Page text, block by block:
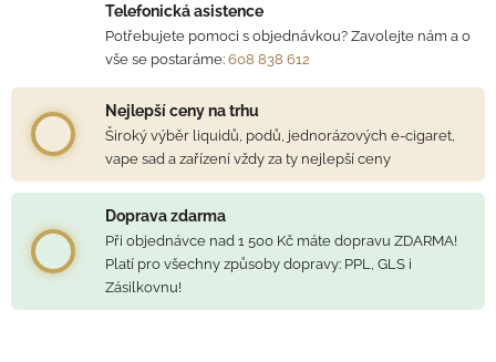
Telefonická asistence
Potřebujete pomoci s objednávkou? Zavolejte nám a o
vše se postaráme: 608 838 612
Nejlepší ceny na trhu
Široký výběr liquidů, podů, jednorázových e-cigaret,
vape sad a zařízení vždy za ty nejlepší ceny
Doprava zdarma
Při objednávce nad 1 500 Kč máte dopravu ZDARMA!
Platí pro všechny způsoby dopravy: PPL, GLS i
Zásilkovnu!